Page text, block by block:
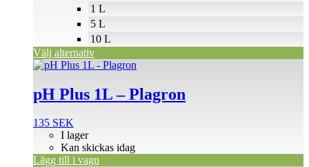
1 L
5 L
10 L
Välj alternativ
produktsidan
pH Plus 1L – Plagron
135 SEK
I lager
Kan skickas idag
Lägg till i vagn